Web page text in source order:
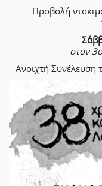
Προβολή
στον
Ανοιχτή Συνέλευση